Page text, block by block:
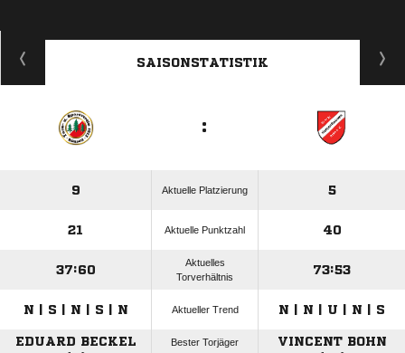
SAISONSTATISTIK
:
9 Aktuelle Platzierung 5
21 Aktuelle Punktzahl 40
37:60
Aktuelles
Torverhältnis
73:53
N | S | N | S | N Aktueller Trend N | N | U | N | S
EDUARD BECKEL
Bester Torjäger
VINCENT BOHN